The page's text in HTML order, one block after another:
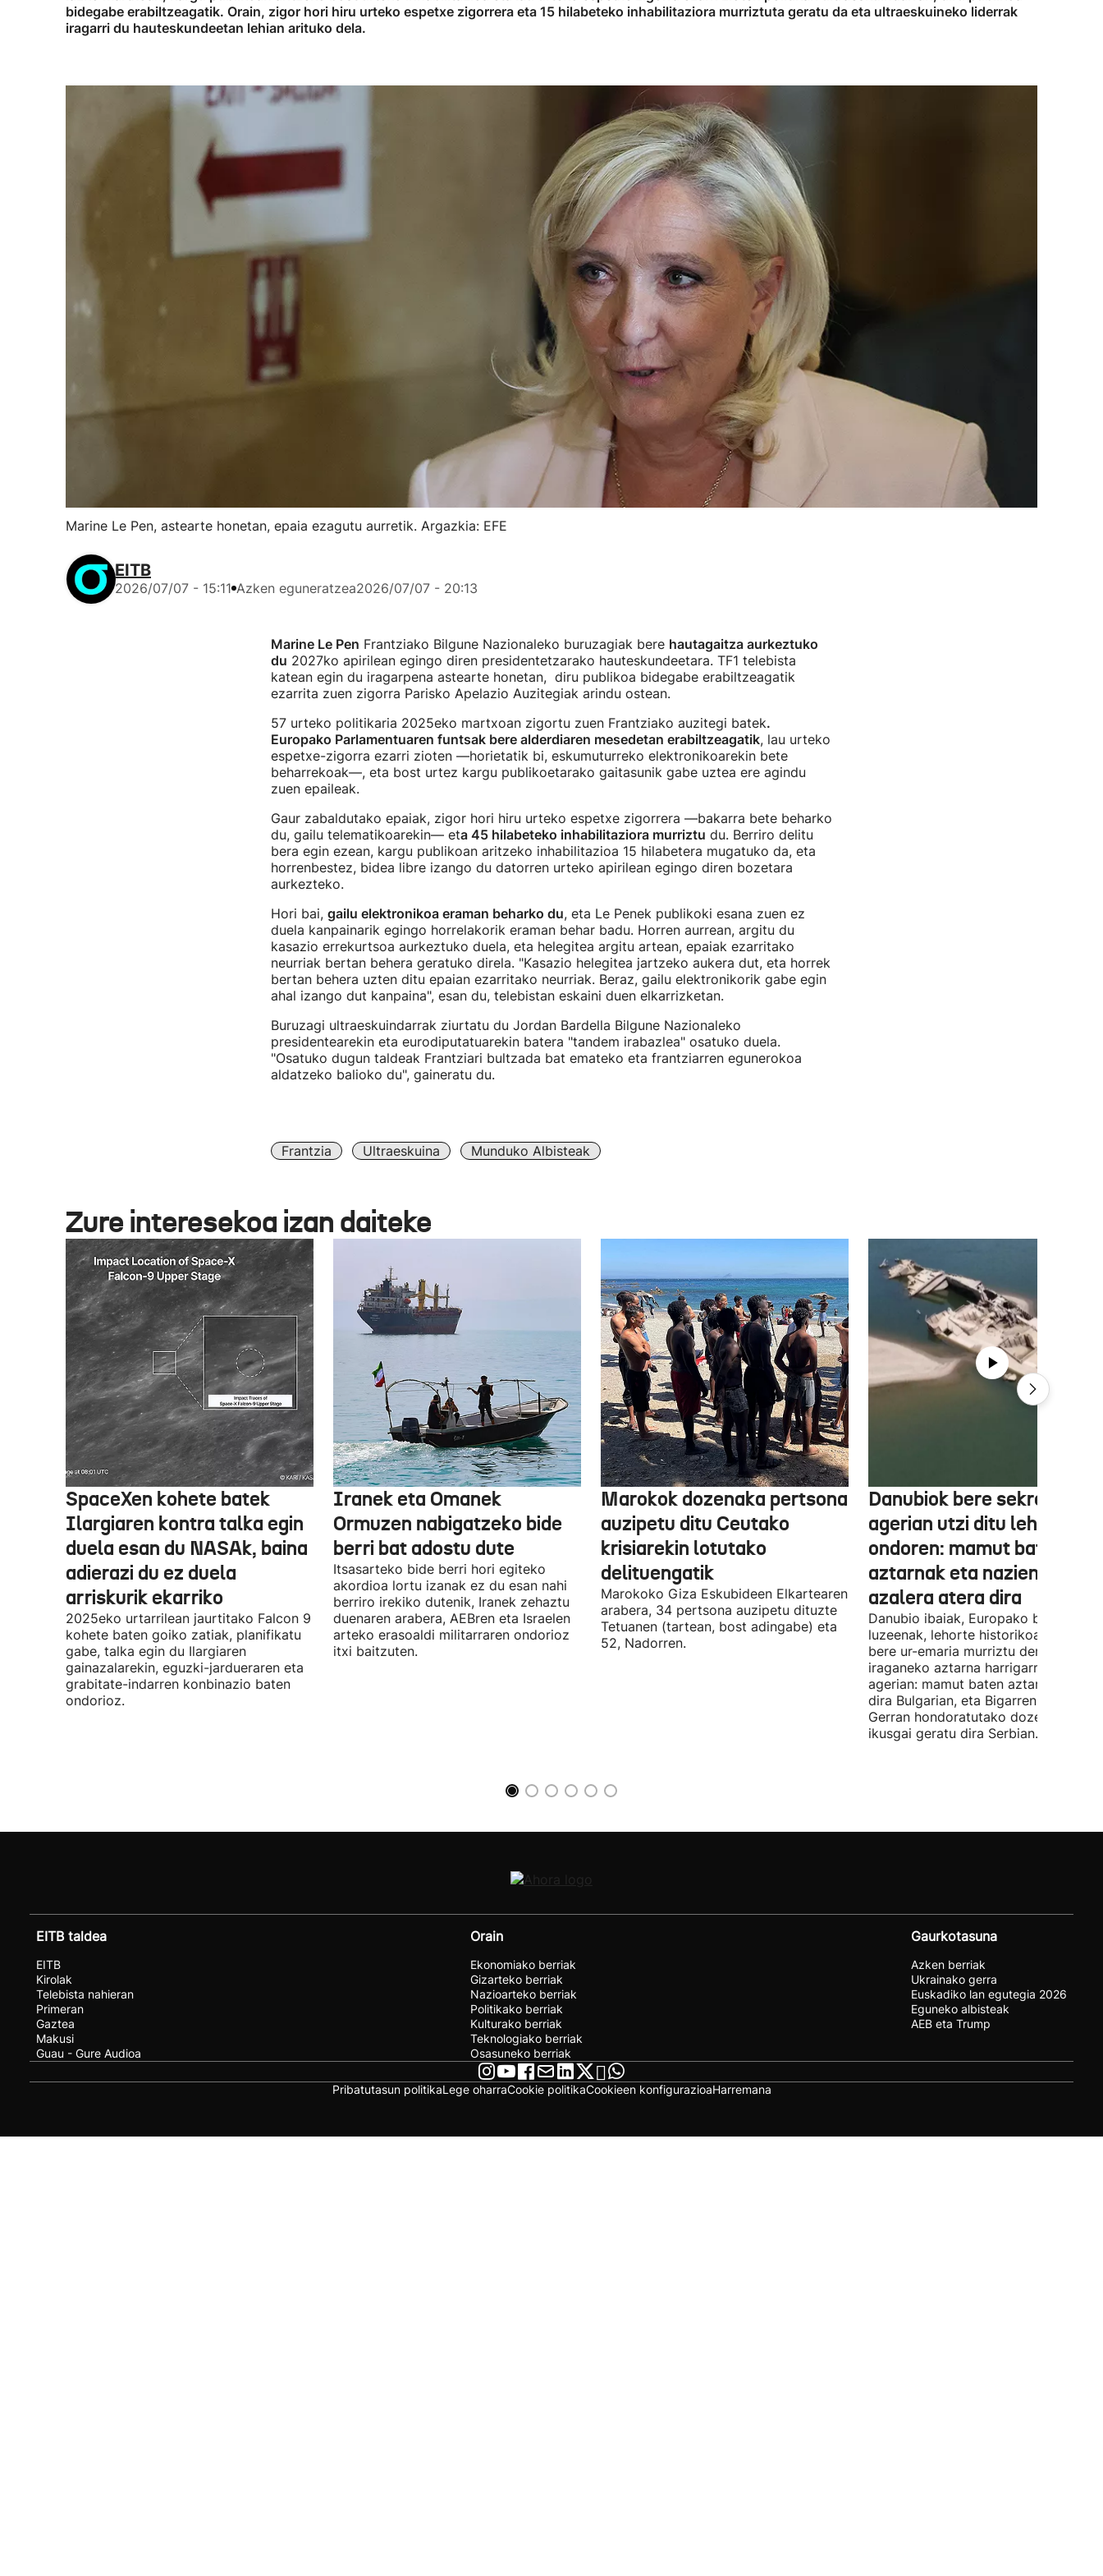
bidegabe erabiltzeagatik. Orain, zigor hori hiru urteko espetxe zigorrera eta 15 hilabeteko inhabilitaziora murriztuta geratu da eta ultraeskuineko liderrak
iragarri du hauteskundeetan lehian arituko dela.
Marine Le Pen, astearte honetan, epaia ezagutu aurretik. Argazkia: EFE
EITB
2026/07/07 - 15:11 Azken eguneratzea2026/07/07 - 20:13
Marine Le Pen Frantziako Bilgune Nazionaleko buruzagiak bere hautagaitza aurkeztuko
du 2027ko apirilean egingo diren presidentetzarako hauteskundeetara. TF1 telebista
katean egin du iragarpena astearte honetan, diru publikoa bidegabe erabiltzeagatik
ezarrita zuen zigorra Parisko Apelazio Auzitegiak arindu ostean.
57 urteko politikaria 2025eko martxoan zigortu zuen Frantziako auzitegi batek.
Europako Parlamentuaren funtsak bere alderdiaren mesedetan erabiltzeagatik, lau urteko
espetxe-zigorra ezarri zioten —horietatik bi, eskumuturreko elektronikoarekin bete
beharrekoak—, eta bost urtez kargu publikoetarako gaitasunik gabe uztea ere agindu
zuen epaileak.
Gaur zabaldutako epaiak, zigor hori hiru urteko espetxe zigorrera —bakarra bete beharko
du, gailu telematikoarekin— eta 45 hilabeteko inhabilitaziora murriztu du. Berriro delitu
bera egin ezean, kargu publikoan aritzeko inhabilitazioa 15 hilabetera mugatuko da, eta
horrenbestez, bidea libre izango du datorren urteko apirilean egingo diren bozetara
aurkezteko.
Hori bai, gailu elektronikoa eraman beharko du, eta Le Penek publikoki esana zuen ez
duela kanpainarik egingo horrelakorik eraman behar badu. Horren aurrean, argitu du
kasazio errekurtsoa aurkeztuko duela, eta helegitea argitu artean, epaiak ezarritako
neurriak bertan behera geratuko direla. "Kasazio helegitea jartzeko aukera dut, eta horrek
bertan behera uzten ditu epaian ezarritako neurriak. Beraz, gailu elektronikorik gabe egin
ahal izango dut kanpaina", esan du, telebistan eskaini duen elkarrizketan.
Buruzagi ultraeskuindarrak ziurtatu du Jordan Bardella Bilgune Nazionaleko
presidentearekin eta eurodiputatuarekin batera "tandem irabazlea" osatuko duela.
"Osatuko dugun taldeak Frantziari bultzada bat emateko eta frantziarren egunerokoa
aldatzeko balioko du", gaineratu du.
Frantzia Ultraeskuina Munduko Albisteak
Zure interesekoa izan daiteke
SpaceXen kohete batek
Ilargiaren kontra talka egin
duela esan du NASAk, baina
adierazi du ez duela
arriskurik ekarriko
2025eko urtarrilean jaurtitako Falcon 9
kohete baten goiko zatiak, planifikatu
gabe, talka egin du Ilargiaren
gainazalarekin, eguzki-jardueraren eta
grabitate-indarren konbinazio baten
ondorioz.
Iranek eta Omanek
Ormuzen nabigatzeko bide
berri bat adostu dute
Itsasarteko bide berri hori egiteko
akordioa lortu izanak ez du esan nahi
berriro irekiko dutenik, Iranek zehaztu
duenaren arabera, AEBren eta Israelen
arteko erasoaldi militarraren ondorioz
itxi baitzuten.
Marokok dozenaka pertsona
auzipetu ditu Ceutako
krisiarekin lotutako
delituengatik
Marokoko Giza Eskubideen Elkartearen
arabera, 34 pertsona auzipetu dituzte
Tetuanen (tartean, bost adingabe) eta
52, Nadorren.
Danubiok bere sekretuak
agerian utzi ditu
ondoren: mamut baten
aztarnak eta nazien
azalera atera dira
Danubio ibaiak, Europako bigarren
luzeenak, lehorte historikoa bizi du,
bere ur-emaria murriztu denez,
iraganeko aztarna harrigarriak utzi
agerian: mamut baten aztarnak
dira Bulgarian, eta Bigarren Mundu
Gerran hondoratutako dozenaka
ikusgai geratu dira Serbian.
EITB taldea
EITB
Kirolak
Telebista nahieran
Primeran
Gaztea
Makusi
Guau - Gure Audioa
Orain
Ekonomiako berriak
Gizarteko berriak
Nazioarteko berriak
Politikako berriak
Kulturako berriak
Teknologiako berriak
Osasuneko berriak
Gaurkotasuna
Azken berriak
Ukrainako gerra
Euskadiko lan egutegia 2026
Eguneko albisteak
AEB eta Trump
Pribatutasun politikaLege oharraCookie politikaCookieen konfigurazioaHarremana